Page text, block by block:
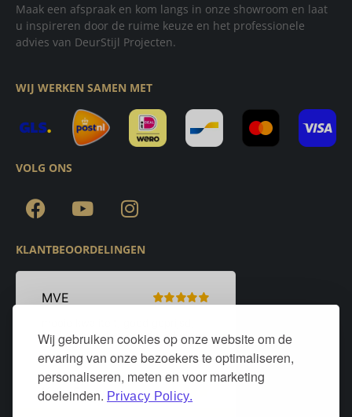
Wij gebruiken cookies op onze website om de
ervaring van onze bezoekers te optimaliseren,
personaliseren, meten en voor marketing
doeleinden. Privacy Policy.
Maak een afspraak en kom langs in onze showroom en laat
u inspireren door de ruime keuze en het professionele
advies van DeurStijl Projecten.
WIJ WERKEN SAMEN MET
VOLG ONS
KLANTBEOORDELINGEN